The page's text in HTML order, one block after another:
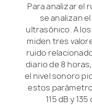
Para analizar el
se analizan
ultrasónico. A
miden tres
ruido
diario de 8
el nivel sonoro
estos
115 dB y